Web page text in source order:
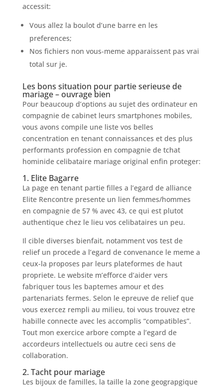
accessit:
Vous allez la boulot d’une barre en les
preferences;
Nos fichiers non vous-meme apparaissent pas vrai
total sur je.
Les bons situation pour partie serieuse de
mariage – ouvrage bien
Pour beaucoup d’options au sujet des ordinateur en
compagnie de cabinet leurs smartphones mobiles,
vous avons compile une liste vos belles
concentration en tenant connaissances et des plus
performants profession en compagnie de tchat
hominide celibataire mariage original enfin proteger:
1. Elite Bagarre
La page en tenant partie filles a l’egard de alliance
Elite Rencontre presente un lien femmes/hommes
en compagnie de 57 % avec 43, ce qui est plutot
authentique chez le lieu vos celibataires un peu.
Il cible diverses bienfait, notamment vos test de
relief un procede a l’egard de convenance le meme a
ceux-la proposes par leurs plateformes de haut
propriete. Le website m’efforce d’aider vers
fabriquer tous les baptemes amour et des
partenariats fermes. Selon le epreuve de relief que
vous exercez rempli au milieu, toi vous trouvez etre
habille connecte avec les accomplis “compatibles”.
Tout mon exercice arbore compte a l’egard de
accordeurs intellectuels ou autre ceci sens de
collaboration.
2. Tacht pour mariage
Les bijoux de familles, la taille la zone geograpgique